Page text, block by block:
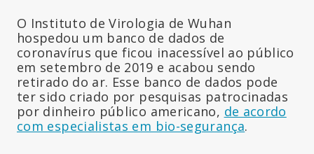
O Instituto de Virologia de Wuhan
hospedou um banco de dados de
coronavírus que ficou inacessível ao público
em setembro de 2019 e acabou sendo
retirado do ar. Esse banco de dados pode
ter sido criado por pesquisas patrocinadas
por dinheiro público americano, de acordo
com especialistas em bio-segurança.